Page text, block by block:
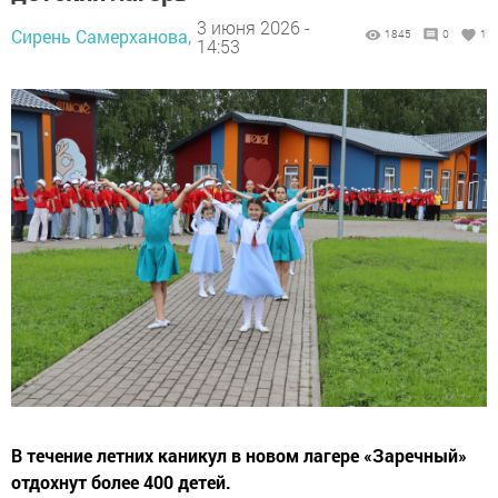
Сирень Самерханова, 3 июня 2026 -
14:53
1845 0 1
В течение летних каникул в новом лагере «Заречный»
отдохнут более 400 детей.